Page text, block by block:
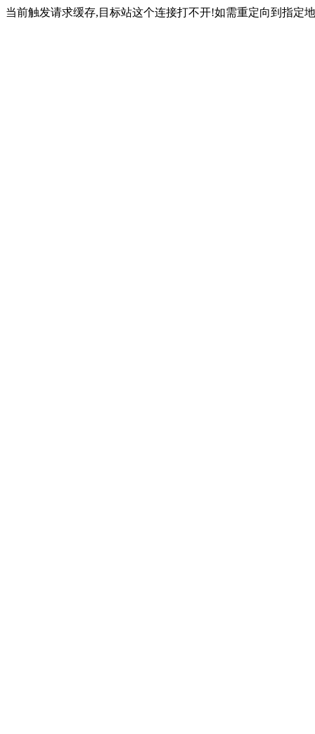
当前触发请求缓存,目标站这个连接打不开!如需重定向到指定